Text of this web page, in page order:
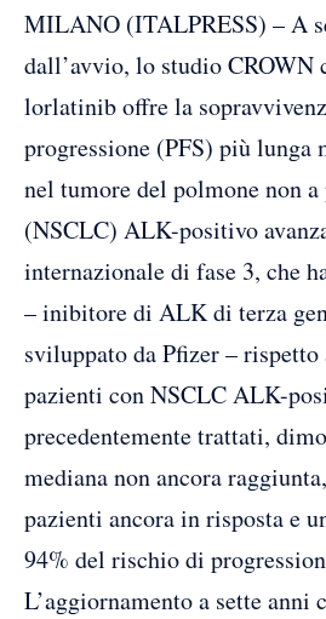
MILANO (ITALPRESS) – A
dall’avvio, lo studio CROWN
lorlatinib offre la
progressione (PFS) più lunga
nel tumore del polmone non
(NSCLC) ALK-positivo
internazionale di fase 3, che
– inibitore di ALK di terza
sviluppato da Pfizer –
pazienti con NSCLC ALK-
precedentemente trattati,
mediana non ancora
pazienti ancora in risposta e
94% del rischio di
L’aggiornamento a sette